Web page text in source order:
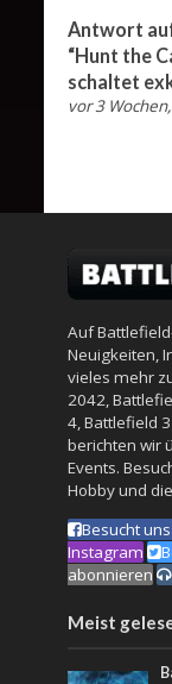
Antwort
“Hunt the
schaltet
vor 3
Auf
Neuigkeiten,
vieles mehr
2042,
4,Battlefield 3
berichten wir
Events.
Hobby und
Besucht
Instagram
abonnieren
Meist